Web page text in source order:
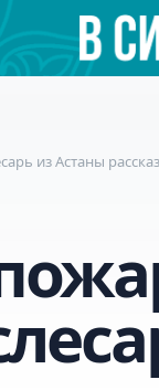
из Астаны